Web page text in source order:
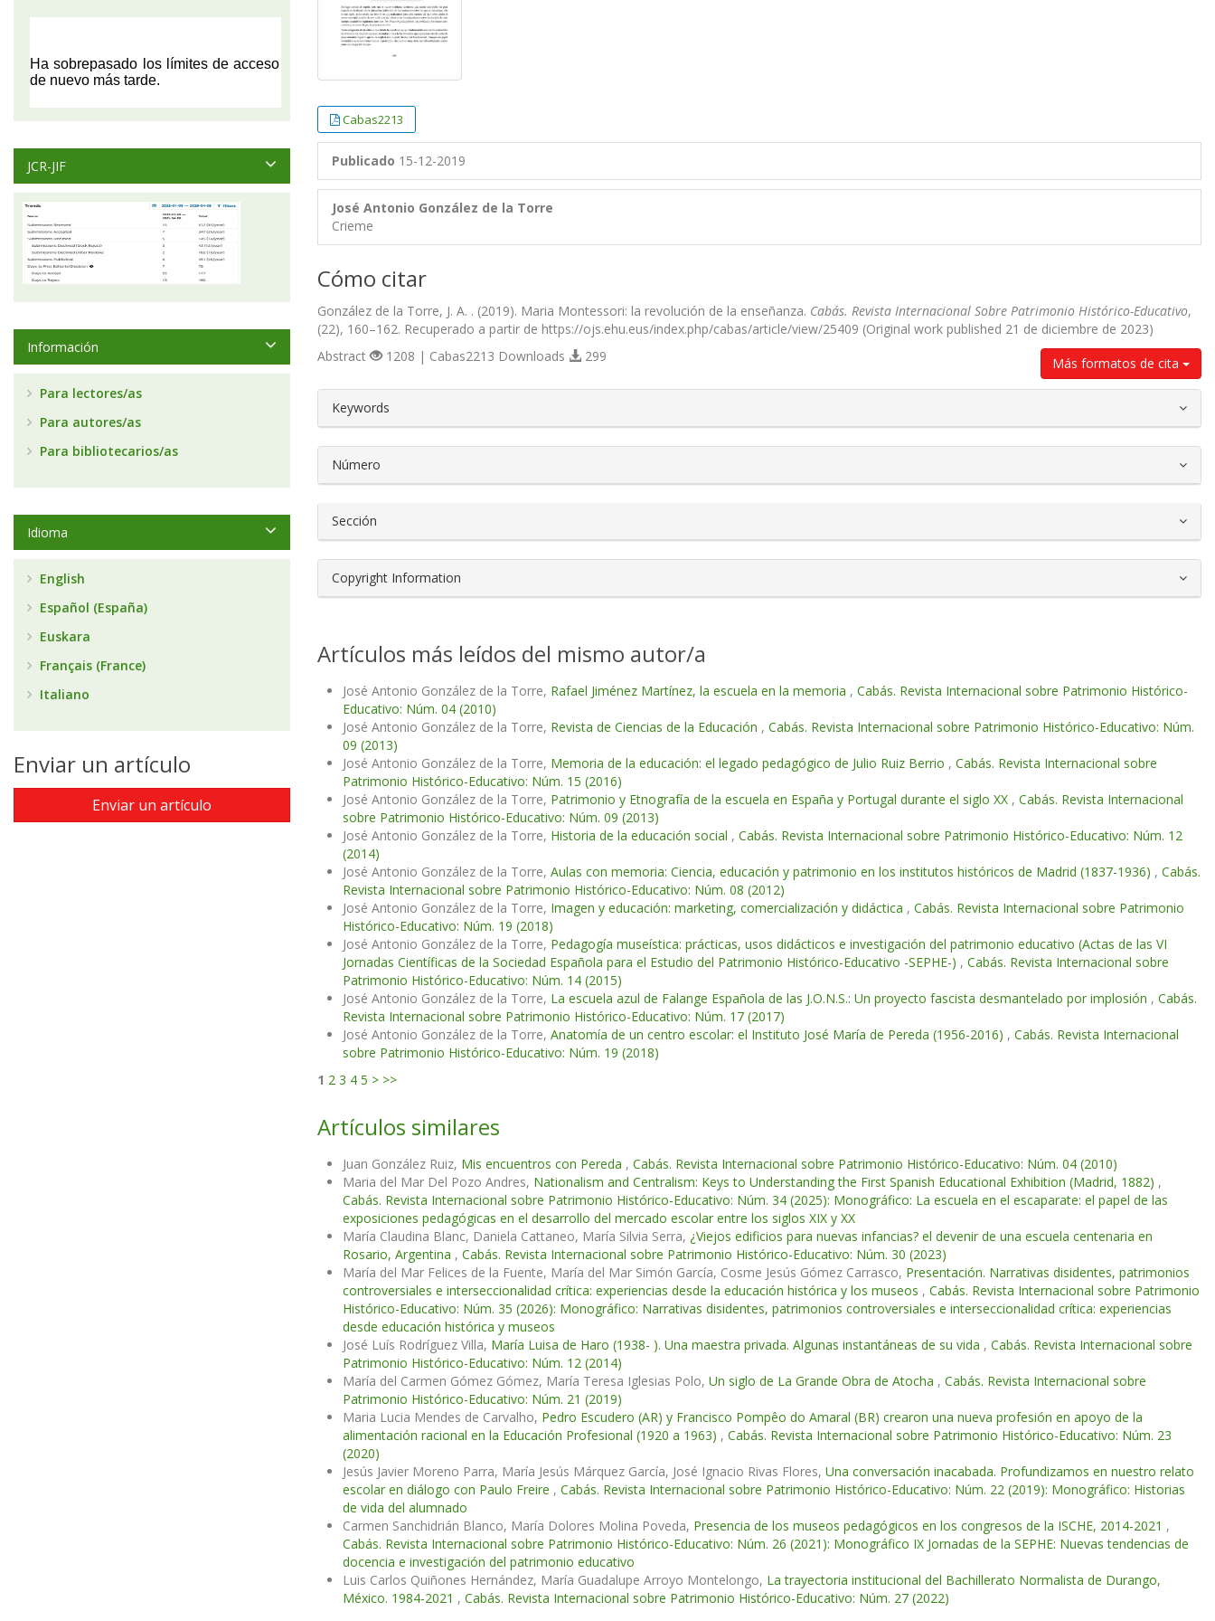
Cabas2213
Publicado 15-12-2019
José Antonio González de la Torre
Crieme
Cómo citar
González de la Torre, J. A. . (2019). Maria Montessori: la revolución de la enseñanza. Cabás. Revista Internacional Sobre Patrimonio Histórico-Educativo,
(22), 160–162. Recuperado a partir de https://ojs.ehu.eus/index.php/cabas/article/view/25409 (Original work published 21 de diciembre de 2023)
Más formatos de cita
Abstract 1208 | Cabas2213 Downloads 299
##plugins.themes.bootstrap3.article.details##
Keywords
Número
Sección
Copyright Information
Artículos más leídos del mismo autor/a
José Antonio González de la Torre, Rafael Jiménez Martínez, la escuela en la memoria , Cabás. Revista Internacional sobre Patrimonio Histórico-
Educativo: Núm. 04 (2010)
José Antonio González de la Torre, Revista de Ciencias de la Educación , Cabás. Revista Internacional sobre Patrimonio Histórico-Educativo: Núm.
09 (2013)
José Antonio González de la Torre, Memoria de la educación: el legado pedagógico de Julio Ruiz Berrio , Cabás. Revista Internacional sobre
Patrimonio Histórico-Educativo: Núm. 15 (2016)
José Antonio González de la Torre, Patrimonio y Etnografía de la escuela en España y Portugal durante el siglo XX , Cabás. Revista Internacional
sobre Patrimonio Histórico-Educativo: Núm. 09 (2013)
José Antonio González de la Torre, Historia de la educación social , Cabás. Revista Internacional sobre Patrimonio Histórico-Educativo: Núm. 12
(2014)
José Antonio González de la Torre, Aulas con memoria: Ciencia, educación y patrimonio en los institutos históricos de Madrid (1837-1936) , Cabás.
Revista Internacional sobre Patrimonio Histórico-Educativo: Núm. 08 (2012)
José Antonio González de la Torre, Imagen y educación: marketing, comercialización y didáctica , Cabás. Revista Internacional sobre Patrimonio
Histórico-Educativo: Núm. 19 (2018)
José Antonio González de la Torre, Pedagogía museística: prácticas, usos didácticos e investigación del patrimonio educativo (Actas de las VI
Jornadas Científicas de la Sociedad Española para el Estudio del Patrimonio Histórico-Educativo -SEPHE-) , Cabás. Revista Internacional sobre
Patrimonio Histórico-Educativo: Núm. 14 (2015)
José Antonio González de la Torre, La escuela azul de Falange Española de las J.O.N.S.: Un proyecto fascista desmantelado por implosión , Cabás.
Revista Internacional sobre Patrimonio Histórico-Educativo: Núm. 17 (2017)
José Antonio González de la Torre, Anatomía de un centro escolar: el Instituto José María de Pereda (1956-2016) , Cabás. Revista Internacional
sobre Patrimonio Histórico-Educativo: Núm. 19 (2018)
1 2 3 4 5 > >>
Artículos similares
Juan González Ruiz, Mis encuentros con Pereda , Cabás. Revista Internacional sobre Patrimonio Histórico-Educativo: Núm. 04 (2010)
Maria del Mar Del Pozo Andres, Nationalism and Centralism: Keys to Understanding the First Spanish Educational Exhibition (Madrid, 1882) ,
Cabás. Revista Internacional sobre Patrimonio Histórico-Educativo: Núm. 34 (2025): Monográfico: La escuela en el escaparate: el papel de las
exposiciones pedagógicas en el desarrollo del mercado escolar entre los siglos XIX y XX
María Claudina Blanc, Daniela Cattaneo, María Silvia Serra, ¿Viejos edificios para nuevas infancias? el devenir de una escuela centenaria en
Rosario, Argentina , Cabás. Revista Internacional sobre Patrimonio Histórico-Educativo: Núm. 30 (2023)
María del Mar Felices de la Fuente, María del Mar Simón García, Cosme Jesús Gómez Carrasco, Presentación. Narrativas disidentes, patrimonios
controversiales e interseccionalidad crítica: experiencias desde la educación histórica y los museos , Cabás. Revista Internacional sobre Patrimonio
Histórico-Educativo: Núm. 35 (2026): Monográfico: Narrativas disidentes, patrimonios controversiales e interseccionalidad crítica: experiencias
desde educación histórica y museos
José Luís Rodríguez Villa, María Luisa de Haro (1938- ). Una maestra privada. Algunas instantáneas de su vida , Cabás. Revista Internacional sobre
Patrimonio Histórico-Educativo: Núm. 12 (2014)
María del Carmen Gómez Gómez, María Teresa Iglesias Polo, Un siglo de La Grande Obra de Atocha , Cabás. Revista Internacional sobre
Patrimonio Histórico-Educativo: Núm. 21 (2019)
Maria Lucia Mendes de Carvalho, Pedro Escudero (AR) y Francisco Pompêo do Amaral (BR) crearon una nueva profesión en apoyo de la
alimentación racional en la Educación Profesional (1920 a 1963) , Cabás. Revista Internacional sobre Patrimonio Histórico-Educativo: Núm. 23
(2020)
Jesús Javier Moreno Parra, María Jesús Márquez García, José Ignacio Rivas Flores, Una conversación inacabada. Profundizamos en nuestro relato
escolar en diálogo con Paulo Freire , Cabás. Revista Internacional sobre Patrimonio Histórico-Educativo: Núm. 22 (2019): Monográfico: Historias
de vida del alumnado
Carmen Sanchidrián Blanco, María Dolores Molina Poveda, Presencia de los museos pedagógicos en los congresos de la ISCHE, 2014-2021 ,
Cabás. Revista Internacional sobre Patrimonio Histórico-Educativo: Núm. 26 (2021): Monográfico IX Jornadas de la SEPHE: Nuevas tendencias de
docencia e investigación del patrimonio educativo
Luis Carlos Quiñones Hernández, María Guadalupe Arroyo Montelongo, La trayectoria institucional del Bachillerato Normalista de Durango,
México. 1984-2021 , Cabás. Revista Internacional sobre Patrimonio Histórico-Educativo: Núm. 27 (2022)
JCR-JIF
Información
Para lectores/as
Para autores/as
Para bibliotecarios/as
Idioma
English
Español (España)
Euskara
Français (France)
Italiano
Enviar un artículo
Enviar un artículo